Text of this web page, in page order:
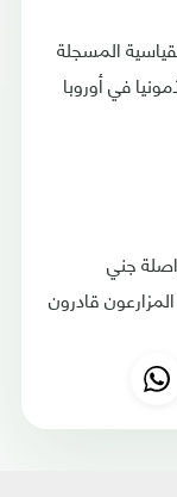
المسجلة
في أوروبا
جني
قادرون